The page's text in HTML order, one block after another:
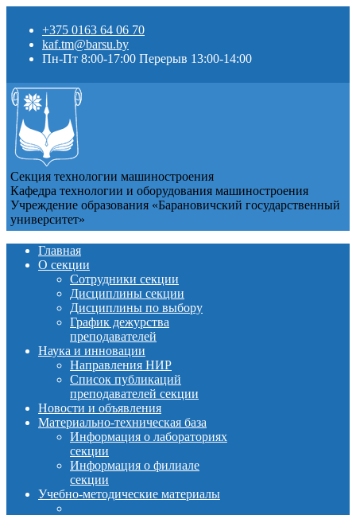
+375 0163 64 06 70
kaf.tm@barsu.by
Пн-Пт 8:00-17:00 Перерыв 13:00-14:00
Секция технологии машиностроения
Кафедра технологии и оборудования машиностроения
Учреждение образования «Барановичский государственный
университет»
Главная
О секции
Сотрудники секции
Дисциплины секции
Дисциплины по выбору
График дежурства
преподавателей
Наука и инновации
Направления НИР
Список публикаций
преподавателей секции
Новости и объявления
Материально-техническая база
Информация о лабораториях
секции
Информация о филиале
секции
Учебно-методические материалы